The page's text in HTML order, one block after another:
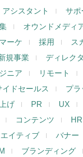
アシスタント サポ
オウンドメディ
マーケ 採用 ス
規事業 ディレク
ニア リモート
イドセールス プラ
げ PR UX
コンテンツ
イティブ バナー
ブランディング